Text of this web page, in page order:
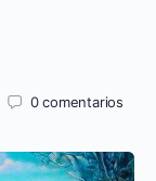
0comentarios